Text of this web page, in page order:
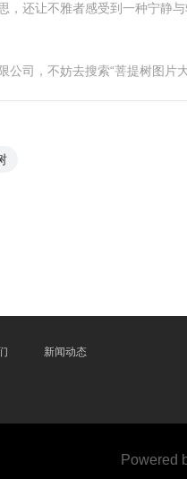
，还让不雅者感受到一种宁静
司，不妨去搜索“菩提树图片
新闻动态
Powered